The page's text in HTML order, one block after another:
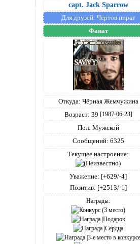
capt. Jack Sparrow
Для друзей: Чёртов пират
Фанат
Откуда: Чёрная Жемчужина
Возраст: 39 [1987-06-23]
Пол: Мужской
Сообщений: 6325
Текущее настроение:
Уважение: [+629/-4]
Позитив: [+2513/-1]
Награды: